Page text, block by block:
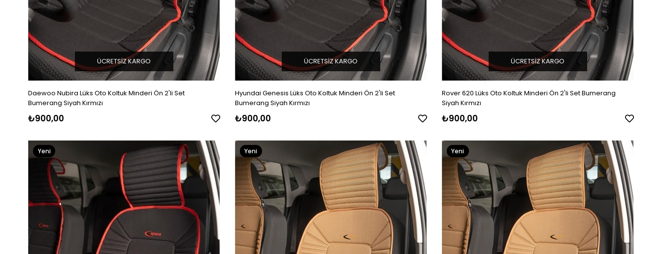
Daewoo Nubira Lüks Oto Koltuk Minderi Ön 2'li Set
Bumerang Siyah Kırmızı
₺900,00
ÜCRETSIZ KARGO
Hyundai Genesis Lüks Oto Koltuk Minderi Ön 2'li Set
Bumerang Siyah Kırmızı
₺900,00
ÜCRETSIZ KARGO
Rover 620 Lüks Oto Koltuk Minderi Ön 2'li Set Bumerang
Siyah Kırmızı
₺900,00
ÜCRETSIZ KARGO
Yeni
Ürün
Yeni
Ürün
Yeni
Ürün